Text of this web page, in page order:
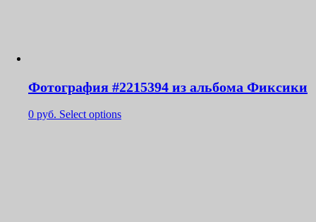
Фотография #2215394 из альбома Фиксики
0 руб. Select options